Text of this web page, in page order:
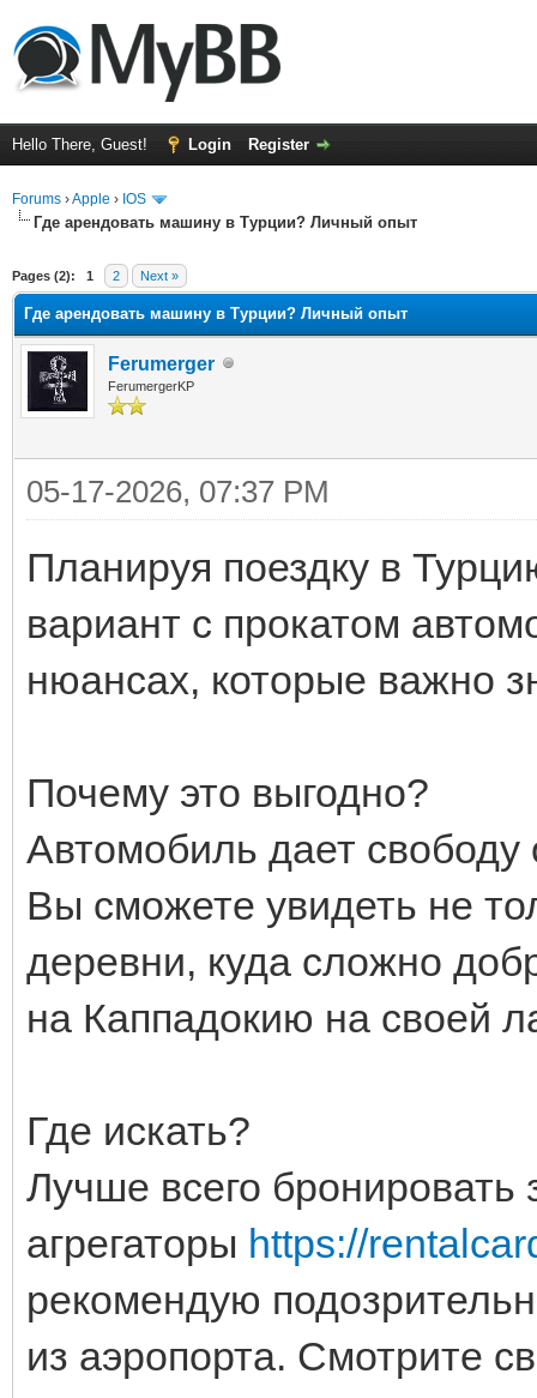
Hello There, Guest! Login Register
Forums ›Apple › IOS
Где арендовать машину в Турции? Личный опыт
Pages (2): 1 2 Next »
Где арендовать машину в Турции? Личный опыт
Ferumerger
FerumergerKP
05-17-2026, 07:37 PM
Планируя поездку в
вариант с прокатом
нюансах, которые важно
Почему это выгодно?
Автомобиль дает свободу
Вы сможете увидеть не
деревни, куда сложно
на Каппадокию на своей
Где искать?
Лучше всего
агрегаторы https://
рекомендую
из аэропорта. Смотрите